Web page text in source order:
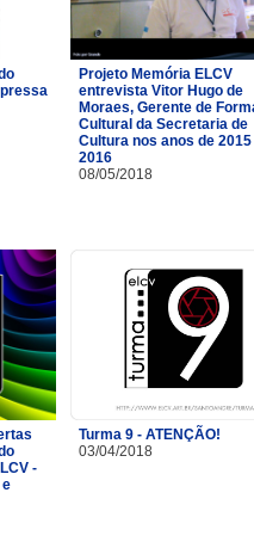
Projeto Memória ELCV
entrevista Vitor Hugo de
Moraes, Gerente de
Cultural da Secretaria de
Cultura nos anos de 2015
2016
08/05/2018
-
Turma 9 - ATENÇÃO!
03/04/2018